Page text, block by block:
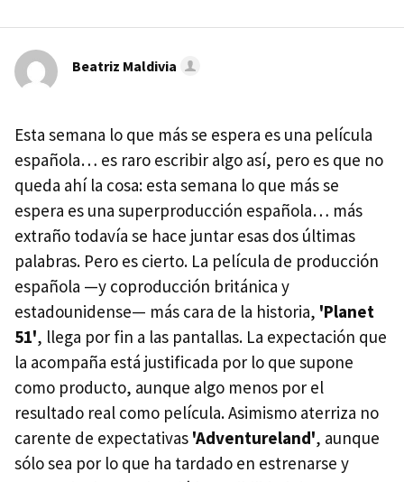
Beatriz Maldivia
Esta semana lo que más se espera es una película
española… es raro escribir algo así, pero es que no
queda ahí la cosa: esta semana lo que más se
espera es una superproducción española… más
extraño todavía se hace juntar esas dos últimas
palabras. Pero es cierto. La película de producción
española —y coproducción británica y
estadounidense— más cara de la historia, 'Planet
51', llega por fin a las pantallas. La expectación que
la acompaña está justificada por lo que supone
como producto, aunque algo menos por el
resultado real como película. Asimismo aterriza no
carente de expectativas 'Adventureland', aunque
sólo sea por lo que ha tardado en estrenarse y